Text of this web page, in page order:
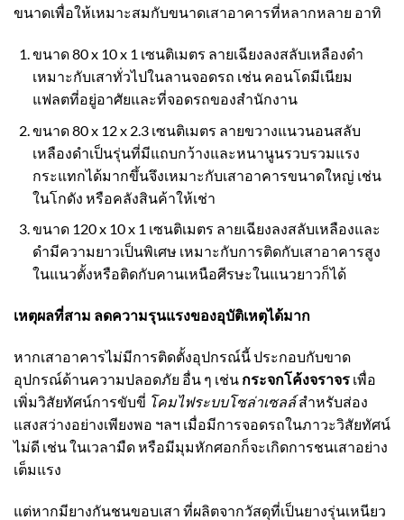
ขนาดเพื่อให้เหมาะสมกับขนาดเสาอาคารที่หลากหลาย อาทิ
ขนาด 80 x 10 x 1 เซนติเมตร ลายเฉียงลงสลับเหลืองดำ
เหมาะกับเสาทั่วไปในลานจอดรถ เช่น คอนโดมีเนียม
แฟลตที่อยู่อาศัยและที่จอดรถของสำนักงาน
ขนาด 80 x 12 x 2.3 เซนติเมตร ลายขวางแนวนอนสลับ
เหลืองดำเป็นรุ่นที่มีแถบกว้างและหนานูนรวบรวมแรง
กระแทกได้มากขึ้นจึงเหมาะกับเสาอาคารขนาดใหญ่ เช่น
ในโกดัง หรือคลังสินค้าให้เช่า
ขนาด 120 x 10 x 1 เซนติเมตร ลายเฉียงลงสลับเหลืองและ
ดำมีความยาวเป็นพิเศษ เหมาะกับการติดกับเสาอาคารสูง
ในแนวตั้งหรือติดกับคานเหนือศีรษะในแนวยาวก็ได้
เหตุผลที่สาม ลดความรุนแรงของอุบัติเหตุได้มาก
หากเสาอาคารไม่มีการติดตั้งอุปกรณ์นี้ ประกอบกับขาด
อุปกรณ์ด้านความปลอดภัย อื่น ๆ เช่น กระจกโค้งจราจร เพื่อ
เพิ่มวิสัยทัศน์การขับขี่ โคมไฟระบบโซล่าเซลล์ สำหรับส่อง
แสงสว่างอย่างเพียงพอ ฯลฯ เมื่อมีการจอดรถในภาวะวิสัยทัศน์
ไม่ดี เช่น ในเวลามืด หรือมีมุมหักศอกก็จะเกิดการชนเสาอย่าง
เต็มแรง
แต่หากมียางกันชนขอบเสา ที่ผลิตจากวัสดุที่เป็นยางรุ่นเหนียว